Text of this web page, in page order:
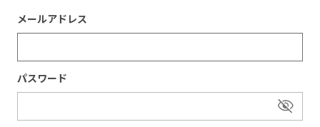
メールアドレス
パスワード